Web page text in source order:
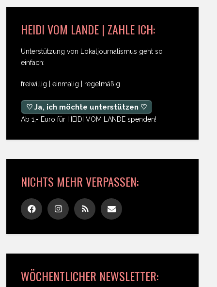
HEIDI VOM LANDE | ZAHLE ICH:
Unterstützung von Lokaljournalismus geht so
einfach:
freiwillig | einmalig | regelmäßig
♡ Ja, ich möchte unterstützen ♡
Ab 1,- Euro für HEIDI VOM LANDE spenden!
NICHTS MEHR VERPASSEN:
WÖCHENTLICHER NEWSLETTER: